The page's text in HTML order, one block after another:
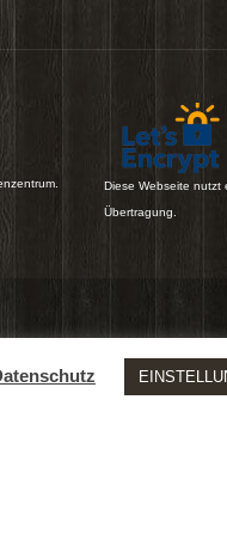
*Ich
meiner Daten